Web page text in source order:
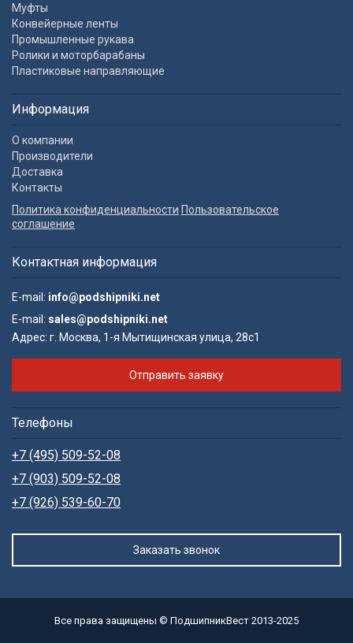
Муфты
Конвейерные ленты
Промышленные рукава
Ролики и моторбарабаны
Пластиковые направляющие
Информация
О компании
Производители
Доставка
Контакты
Политика конфиденциальности Пользовательское
соглашение
Контактная информация
E-mail: info@podshipniki.net
E-mail: sales@podshipniki.net
Адрес: г. Москва, 1-я Мытищинская улица, 28с1
Отправить заявку
Телефоны
+7 (495) 509-52-08
+7 (903) 509-52-08
+7 (926) 539-60-70
Заказать звонок
Все права защищены © ПодшипникВест 2013-2025